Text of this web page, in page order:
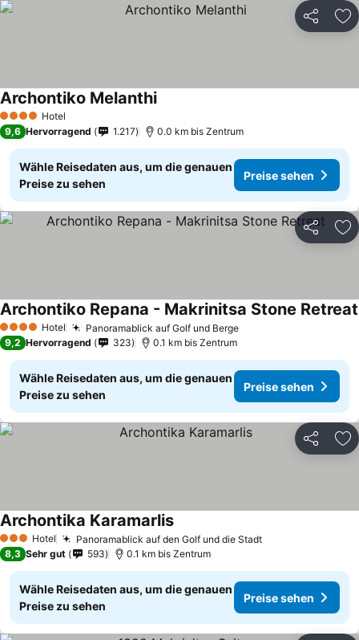
Teilen
4 Sterne Hotel
Archontiko Melanthi
9,6 Hervorragend 1.217 0.0 km bis Zentrum
Wähle Reisedaten aus, um die genauen
Preise zu sehen
Preise sehen
Teilen
4 Sterne Hotel Panoramablick auf Golf und Berge
Archontiko Repana - Makrinitsa Stone Retreat
9,2 Hervorragend 323 0.1 km bis Zentrum
Wähle Reisedaten aus, um die genauen
Preise zu sehen
Preise sehen
Teilen
3 SterneHotel Panoramablick auf den Golf und die Stadt
Archontika Karamarlis
8,3 Sehr gut 593 0.1 km bis Zentrum
Wähle Reisedaten aus, um die genauen
Preise zu sehen
Preise sehen